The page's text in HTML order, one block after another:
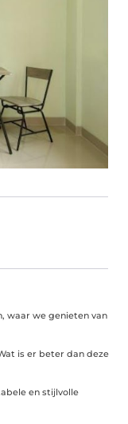
waar we genieten van
is er beter dan deze
en stijlvolle